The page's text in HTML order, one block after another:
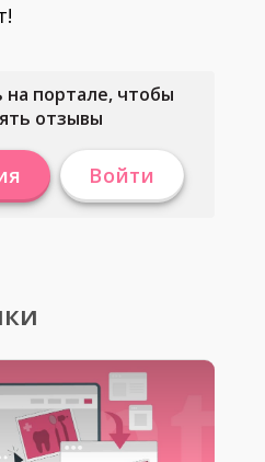
на портале, чтобы
отзывы
Войти